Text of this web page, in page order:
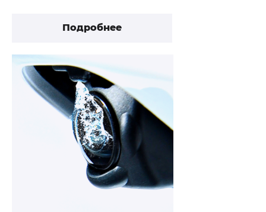
Подробнее